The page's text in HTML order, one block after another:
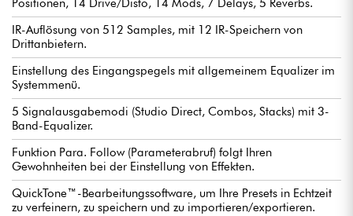
Positionen, 14 Drive/Disto, 14 Mods, 7 Delays, 5 Reverbs.
IR-Auflösung von 512 Samples, mit 12 IR-Speichern von
Drittanbietern.
Einstellung des Eingangspegels mit allgemeinem Equalizer im
Systemmenü.
5 Signalausgabemodi (Studio Direct, Combos, Stacks) mit 3-
Band-Equalizer.
Funktion Para. Follow (Parameterabruf) folgt Ihren
Gewohnheiten bei der Einstellung von Effekten.
QuickTone™-Bearbeitungssoftware, um Ihre Presets in Echtzeit
zu verfeinern, zu speichern und zu importieren/exportieren.